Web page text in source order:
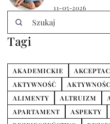
11-05-2026
Tagi
AKADEMICKIE
AKTYWNOŚĆ
ALIMENTY
ALTRUIZM
APARTAMENT
ASPEKTY